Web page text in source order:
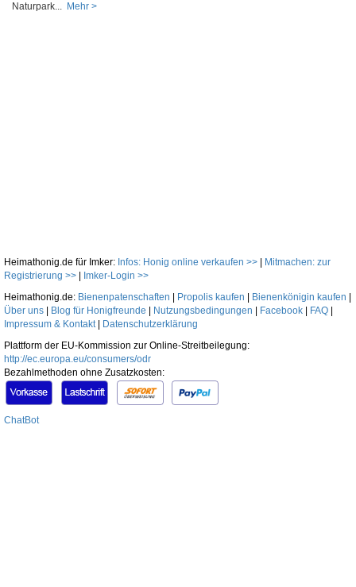
Naturpark... Mehr >
Heimathonig.de für Imker: Infos: Honig online verkaufen >>
Mitmachen: zur
Registrierung >>
Imker-Login >>
Heimathonig.de: Bienenpatenschaften Propolis kaufen Bienenkönigin kaufen
Über uns
Blog für Honigfreunde Nutzungsbedingungen Facebook FAQ
Impressum & Kontakt|
Datenschutzerklärung
Plattform der EU-Kommission zur Online-Streitbeilegung:
http://ec.europa.eu/consumers/odr
Bezahlmethoden ohne Zusatzkosten:
ChatBot